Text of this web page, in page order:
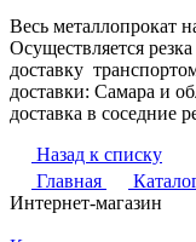
Весь металлопрокат
Осуществляется
доставку
доставки: Самара и
доставка в соседние
Назад к списку
Главная
Интернет-магазин